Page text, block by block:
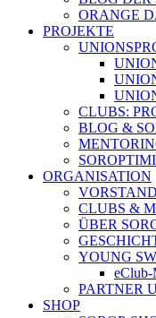
ORANGE
PROJEKTE
CLUBS:
BLOG &
ORGANISATION
CLUBS &
ÜBER
YOUNG
PARTNER
SHOP